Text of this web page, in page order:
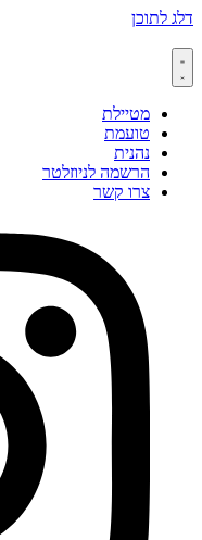
דלג לתוכן
מטיילת
טועמת
נהנית
הרשמה לניוזלטר
צרו קשר